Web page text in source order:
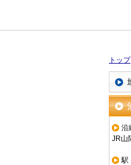
トップ
地域
沿線
沿
JR山
駅